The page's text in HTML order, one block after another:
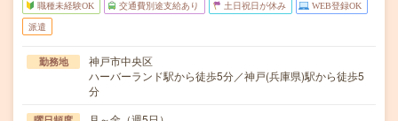
職種未経験OK 交通費別途支給あり 土日祝日が休み WEB登録OK
派遣
勤務地
神戸市中央区
ハーバーランド駅から徒歩5分／神戸(兵庫県)駅から徒歩5
分